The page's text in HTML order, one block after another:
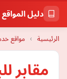
دليل
الرئيسية › مواقع
مقابر